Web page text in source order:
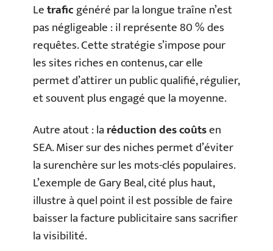
Letraficgénéré par la longue traîne n’est
pas négligeable : il représente 80 % des
requêtes. Cette stratégie s’impose pour
les sites riches en contenus, car elle
permet d’attirer un public qualifié, régulier,
et souvent plus engagé que la moyenne.
Autre atout : laréduction des coûtsen
SEA. Miser sur des niches permet d’éviter
la surenchère sur les mots-clés populaires.
L’exemple de Gary Beal, cité plus haut,
illustre à quel point il est possible de faire
baisser la facture publicitaire sans sacrifier
la visibilité.